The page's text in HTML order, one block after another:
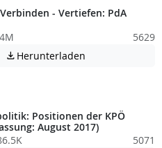
- Vertiefen: PdA
5629
 Herunterladen
Positionen der KPÖ
August 2017)
5071